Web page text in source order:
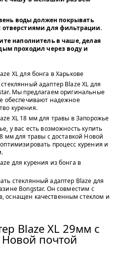
воды должен покрывать
для фильтрации.
наполнитель в чаше, делая
проходил через воду и
XL для бонга в Харькове
адаптер Blaze XL для
Мы предлагаем оригинальные
обеспечивают надежное
курения.
XL 18 мм для травы в Запорожье
у вас есть возможность купить
мм для травы с доставкой Новой
процесс курения и
для курения из бонга в
стеклянный адаптер Blaze для
Bongstar. Он совместим с
оснащен качественным стеклом и
Blaze XL 29мм с
Новой почтой